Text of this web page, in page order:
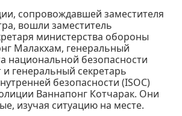
сопровождавшей заместителя
вошли заместитель
министерства обороны
Малакхам, генеральный
национальной безопасности
и генеральный секретарь
безопасности (ISOC)
Ваннапонг Котчарак. Они
изучая ситуацию на месте.